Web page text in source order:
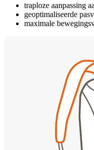
traploze aanpassing
geoptimaliseerde
maximale